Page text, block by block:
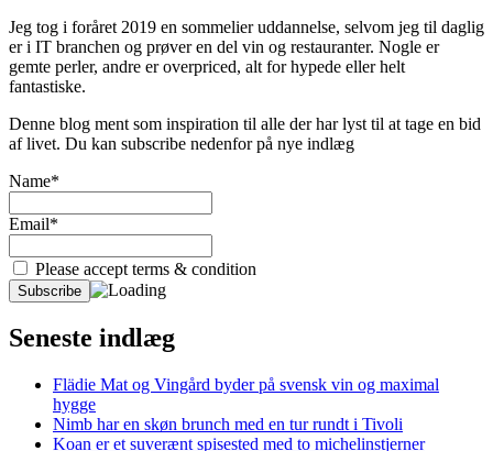
Jeg tog i foråret 2019 en sommelier uddannelse, selvom jeg til daglig
er i IT branchen og prøver en del vin og restauranter. Nogle er
gemte perler, andre er overpriced, alt for hypede eller helt
fantastiske.
Denne blog ment som inspiration til alle der har lyst til at tage en bid
af livet. Du kan subscribe nedenfor på nye indlæg
Name*
Email*
Please accept terms & condition
Seneste indlæg
Flädie Mat og Vingård byder på svensk vin og maximal
hygge
Nimb har en skøn brunch med en tur rundt i Tivoli
Koan er et suverænt spisested med to michelinstjerner